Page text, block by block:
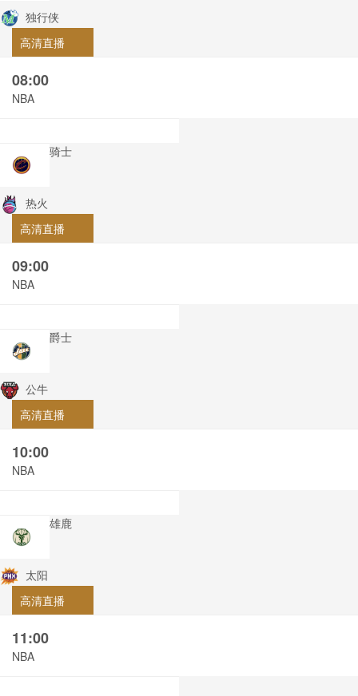
独行侠
高清直播
08:00
NBA
骑士
热火
高清直播
09:00
NBA
爵士
公牛
高清直播
10:00
NBA
雄鹿
太阳
高清直播
11:00
NBA